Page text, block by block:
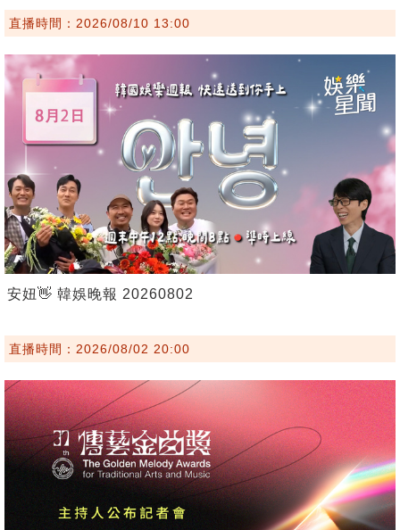
直播時間：2026/08/10 13:00
安妞👋 韓娛晚報 20260802
直播時間：2026/08/02 20:00